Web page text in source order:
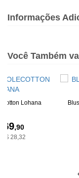
Informações
Você Também
Lohana
,90
28,32